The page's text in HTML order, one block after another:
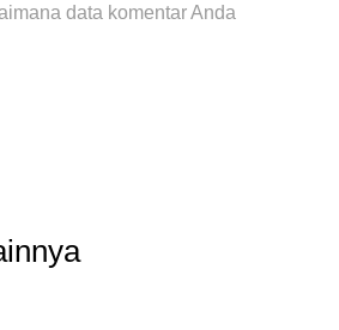
data komentar Anda